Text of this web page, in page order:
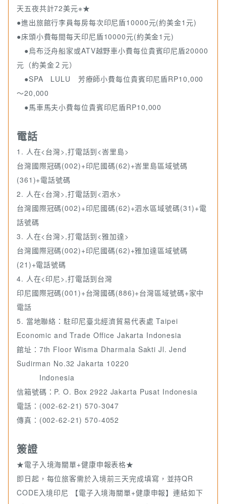
天五夜共計72美元※★
●進出旅館行李員每房每次印尼盾10000元(約美金1元)
●床頭小費每間每天印尼盾10000元(約美金1元)
●烏布泛舟船家或ATV越野車小費每位貴賓印尼盾20000
元（約美金２元）
●SPA LULU 芳療師小費每位貴賓印尼盾RP10,000
～20,000
●馬車馬夫小費每位貴賓印尼盾RP10,000
電話
1. 人在<台灣>,打電話到<峇里島>
台灣國際冠碼(002)+印尼國碼(62)+峇里島區域號碼
(361)+電話號碼
2. 人在<台灣>,打電話到<泗水>
台灣國際冠碼(002)+印尼國碼(62)+泗水區域號碼(31)+電
話號碼
3. 人在<台灣>,打電話到<雅加達>
台灣國際冠碼(002)+印尼國碼(62)+雅加達區域號碼
(21)+電話號碼
4. 人在<印尼>,打電話到台灣
印尼國際冠碼(001)+台灣國碼(886)+台灣區域號碼+家中
電話
5. 當地聯絡：駐印尼臺北經濟貿易代表處 Taipei
Economic and Trade Office Jakarta Indonesia
館址：7th Floor Wisma Dharmala Sakti Jl. Jend
Sudirman No.32 Jakarta 10220
Indonesia
信箱號碼：P. O. Box 2922 Jakarta Pusat Indonesia
電話：(002-62-21) 570-3047
傳真：(002-62-21) 570-4052
簽證
★電子入境海關單+健康申報表格★
即日起，每位旅客需於入境前三天完成填寫，並持QR
CODE入境印尼 【電子入境海關單+健康申報】連結如下